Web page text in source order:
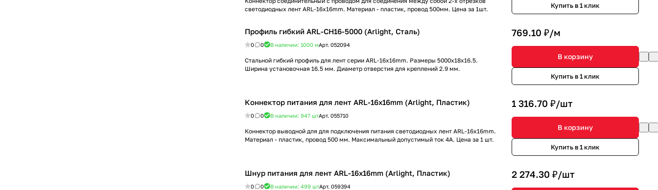
светодиодных лент ARL-16x16mm. Материал - пластик, провод 500мм. Цена за 1шт.
Купить в 1 клик
Профиль гибкий ARL-CH16-5000 (Arlight, Сталь)
0 0 В наличии: 1000 мАрт. 052094
Стальной гибкий профиль для лент серии ARL-16x16mm. Размеры 5000x18x16.5.
Ширина установочная 16.5 мм. Диаметр отверстия для креплений 2.9 мм.
769.10 ₽/м
В корзину
Купить в 1 клик
Коннектор питания для лент ARL-16x16mm (Arlight, Пластик)
0 0 В наличии: 947 штАрт. 055710
Коннектор выводной для для подключения питания светодиодных лент ARL-16x16mm.
Материал - пластик, провод 500 мм. Максимальный допустимый ток 4А. Цена за 1 шт.
1 316.70 ₽/шт
В корзину
Купить в 1 клик
Шнур питания для лент ARL-16x16mm (Arlight, Пластик)
0 0 В наличии: 499 штАрт. 059394
2 274.30 ₽/шт